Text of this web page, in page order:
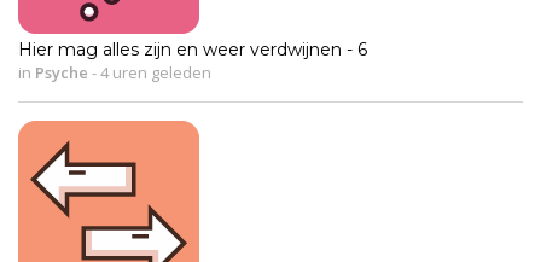
Hier mag alles zijn en weer verdwijnen - 6
in Psyche -4 uren geleden